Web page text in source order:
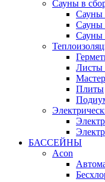
Сауны в
Cауны
Сауны
Листы
Плиты
БАССЕЙНЫ
Acon